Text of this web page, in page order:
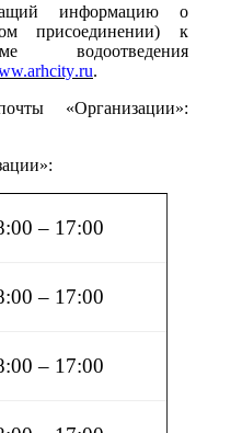
информацию о
присоединении) к
водоотведения
arhcity.ru.
«Организации»:
– 17:00
– 17:00
– 17:00